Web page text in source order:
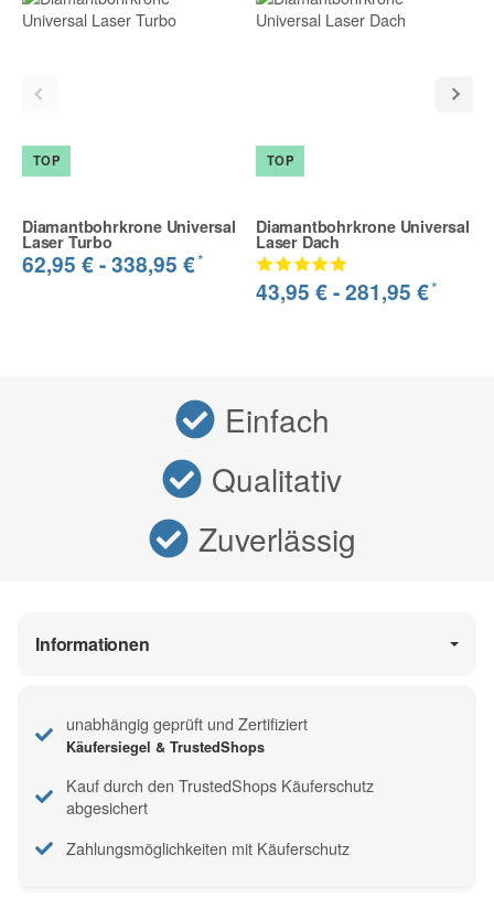
TOP
Diamantbohrkrone Universal
Laser Turbo
62,95 € -338,95 €*
TOP
Diamantbohrkrone Universal
Laser Dach
43,95 € -281,95 €*
Einfach
Qualitativ
Zuverlässig
Informationen
unabhängig geprüft und Zertifiziert
Käufersiegel & TrustedShops
Kauf durch den TrustedShops Käuferschutz
abgesichert
Zahlungsmöglichkeiten mit Käuferschutz